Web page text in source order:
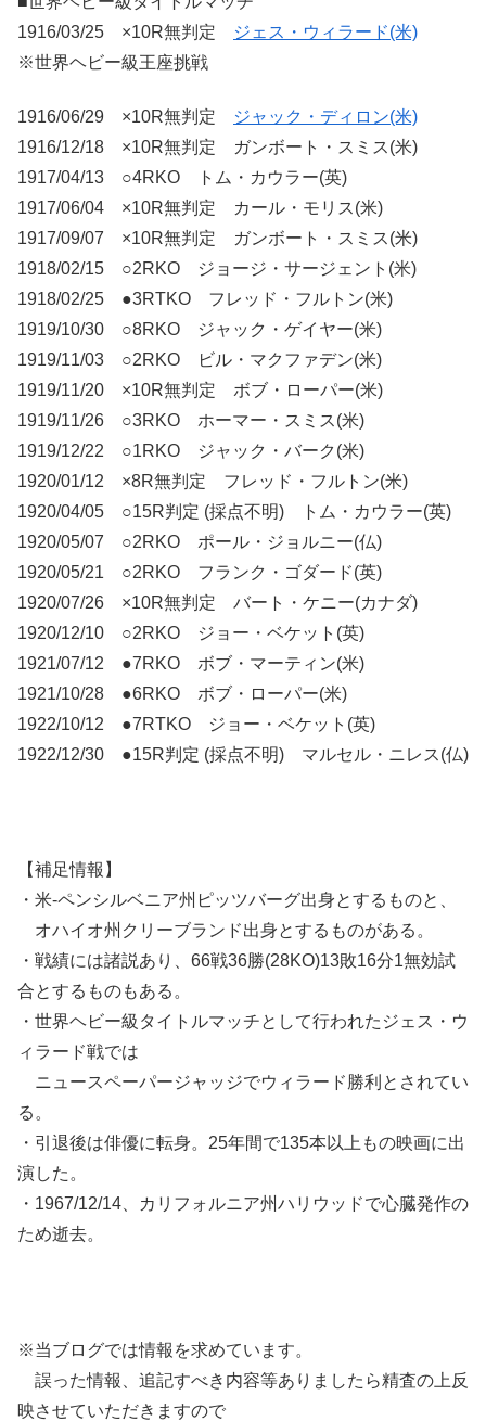
1916/03/25 ×10R無判定
ジェス・ウィラード(米)
※世界ヘビー級王座挑戦
1916/06/29 ×10R無判定
ジャック・ディロン(米)
1916/12/18 ×10R無判定 ガンボート・スミス(米)
1917/04/13 ○4RKO トム・カウラー(英)
1917/06/04 ×10R無判定 カール・モリス(米)
1917/09/07 ×10R無判定 ガンボート・スミス(米)
1918/02/15 ○2RKO ジョージ・サージェント(米)
1918/02/25 ●3RTKO フレッド・フルトン(米)
1919/10/30 ○8RKO ジャック・ゲイヤー(米)
1919/11/03 ○2RKO ビル・マクファデン(米)
1919/11/20 ×10R無判定 ボブ・ローパー(米)
1919/11/26 ○3RKO ホーマー・スミス(米)
1919/12/22 ○1RKO ジャック・バーク(米)
1920/01/12 ×8R無判定 フレッド・フルトン(米)
1920/04/05 ○15R判定 (採点不明) トム・カウラー(英)
1920/05/07 ○2RKO ポール・ジョルニー(仏)
1920/05/21 ○2RKO フランク・ゴダード(英)
1920/07/26 ×10R無判定 バート・ケニー(カナダ)
1920/12/10 ○2RKO ジョー・ベケット(英)
1921/07/12 ●7RKO ボブ・マーティン(米)
1921/10/28 ●6RKO ボブ・ローパー(米)
1922/10/12 ●7RTKO ジョー・ベケット(英)
1922/12/30 ●15R判定 (採点不明) マルセル・ニレス(仏)
【補足情報】
・米-ペンシルベニア州ピッツバーグ出身とするものと、
オハイオ州クリーブランド出身とするものがある。
・戦績には諸説あり、66戦36勝(28KO)13敗16分1無効試
合とするものもある。
・世界ヘビー級タイトルマッチとして行われたジェス・ウ
ィラード戦では
ニュースペーパージャッジでウィラード勝利とされてい
る。
・引退後は俳優に転身。25年間で135本以上もの映画に出
演した。
・1967/12/14、カリフォルニア州ハリウッドで心臓発作の
ため逝去。
※当ブログでは情報を求めています。
誤った情報、追記すべき内容等ありましたら精査の上反
映させていただきますので